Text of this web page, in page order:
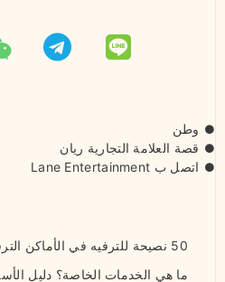
وطن
قصة العلامة التجارية ريان
اتصل ب Lane Entertainment
50 نصيحة للترفيه في الأماكن الترفيهية بأسلوب تايواني
ما هي الخدمات الخاصة؟ دليل